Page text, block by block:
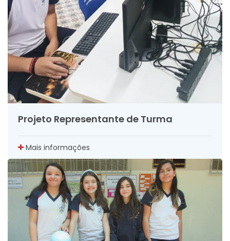
Projeto Representante de Turma
Mais informações